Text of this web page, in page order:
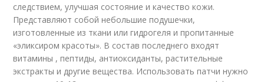
следствием, улучшая состояние и качество кожи.
Представляют собой небольшие подушечки,
изготовленные из ткани или гидрогеля и пропитанные
«эликсиром красоты». В состав последнего входят
витамины , пептиды, антиоксиданты, растительные
экстракты и другие вещества. Использовать патчи нужно